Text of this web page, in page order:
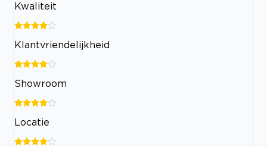
Kwaliteit
Klantvriendelijkheid
Showroom
Locatie